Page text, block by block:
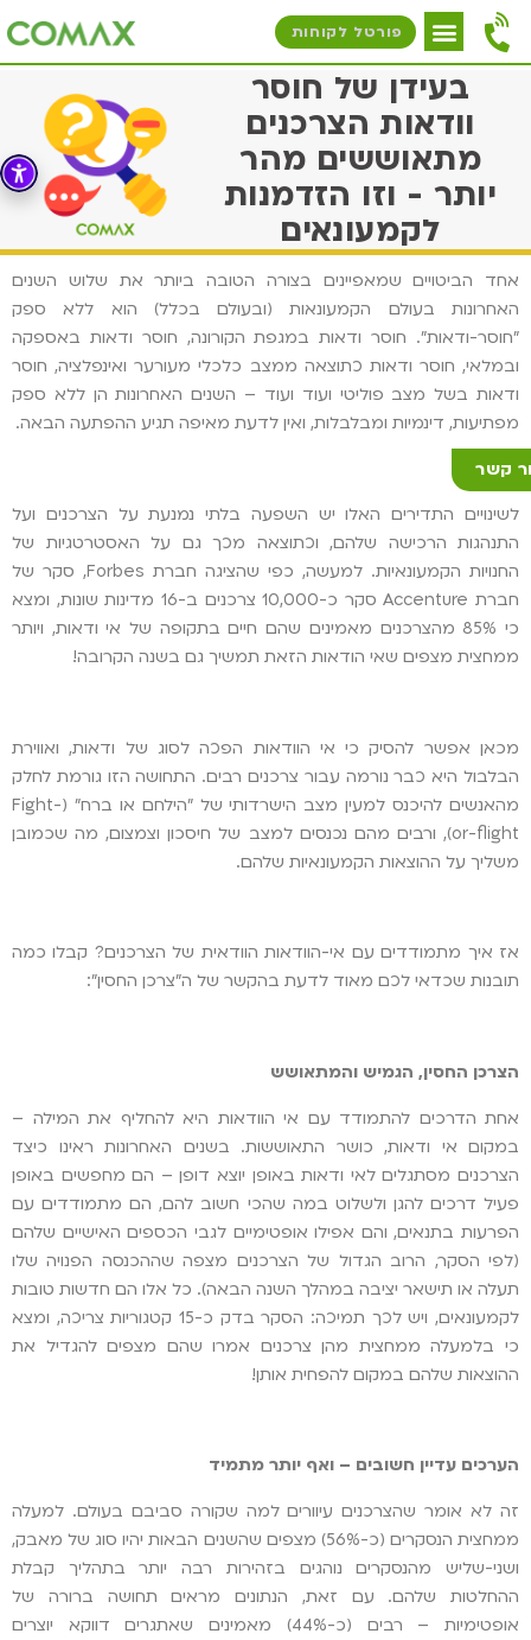
פורטל לקוחות
קשר
בעידן של חוסר
וודאות הצרכנים
מתאוששים מהר
יותר - וזו הזדמנות
לקמעונאים
אחד הביטויים שמאפיינים בצורה הטובה ביותר את שלוש השנים
האחרונות בעולם הקמעונאות (ובעולם בכלל) הוא ללא ספק
"חוסר-ודאות". חוסר ודאות במגפת הקורונה, חוסר ודאות באספקה
ובמלאי, חוסר ודאות כתוצאה ממצב כלכלי מעורער ואינפלציה, חוסר
ודאות בשל מצב פוליטי ועוד ועוד – השנים האחרונות הן ללא ספק
מפתיעות, דינמיות ומבלבלות, ואין לדעת מאיפה תגיע ההפתעה הבאה.
לשינויים התדירים האלו יש השפעה בלתי נמנעת על הצרכנים ועל
התנהגות הרכישה שלהם, וכתוצאה מכך גם על האסטרטגיות של
החנויות הקמעונאיות. למעשה, כפי שהציגה חברת Forbes, סקר של
חברת Accenture סקר כ-10,000 צרכנים ב-16 מדינות שונות, ומצא
כי 85% מהצרכנים מאמינים שהם חיים בתקופה של אי ודאות, ויותר
ממחצית מצפים שאי הודאות הזאת תמשיך גם בשנה הקרובה!
מכאן אפשר להסיק כי אי הוודאות הפכה לסוג של ודאות, ואווירת
הבלבול היא כבר נורמה עבור צרכנים רבים. התחושה הזו גורמת לחלק
מהאנשים להיכנס למעין מצב הישרדותי של "הילחם או ברח" (Fight-
or-flight), ורבים מהם נכנסים למצב של חיסכון וצמצום, מה שכמובן
משליך על ההוצאות הקמעונאיות שלהם.
אז איך מתמודדים עם אי-הוודאות הוודאית של הצרכנים? קבלו כמה
תובנות שכדאי לכם מאוד לדעת בהקשר של ה"צרכן החסין":
הצרכן החסין, הגמיש והמתאושש
אחת הדרכים להתמודד עם אי הוודאות היא להחליף את המילה –
במקום אי ודאות, כושר התאוששות. בשנים האחרונות ראינו כיצד
הצרכנים מסתגלים לאי ודאות באופן יוצא דופן – הם מחפשים באופן
פעיל דרכים להגן ולשלוט במה שהכי חשוב להם, הם מתמודדים עם
הפרעות בתנאים, והם אפילו אופטימיים לגבי הכספים האישיים שלהם
(לפי הסקר, הרוב הגדול של הצרכנים מצפה שההכנסה הפנויה שלו
תעלה או תישאר יציבה במהלך השנה הבאה). כל אלו הם חדשות טובות
לקמעונאים, ויש לכך תמיכה: הסקר בדק כ-15 קטגוריות צריכה, ומצא
כי בלמעלה ממחצית מהן צרכנים אמרו שהם מצפים להגדיל את
ההוצאות שלהם במקום להפחית אותן!
הערכים עדיין חשובים – ואף יותר מתמיד
זה לא אומר שהצרכנים עיוורים למה שקורה סביבם בעולם. למעלה
ממחצית הנסקרים (כ-56%) מצפים שהשנים הבאות יהיו סוג של מאבק,
ושני-שליש מהנסקרים נוהגים בזהירות רבה יותר בתהליך קבלת
ההחלטות שלהם. עם זאת, הנתונים מראים תחושה ברורה של
אופטימיות – רבים (כ-44%) מאמינים שאתגרים דווקא יוצרים